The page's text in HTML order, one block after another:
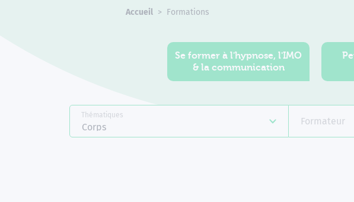
Accueil Formations
Se former à l'hypnose, l'IMO
& la communication
Thématiques
Corps
Formateur